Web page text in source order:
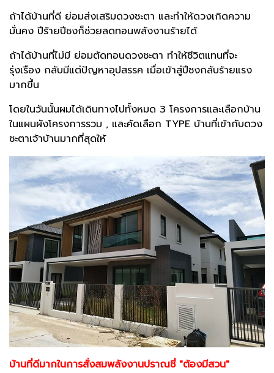
ถ้าได้บ้านที่ดี ย่อมส่งเสริมดวงชะตา และทำให้ดวงเกิดความ
มั่นคง ปีร้ายปีชงก็ช่วยลดทอนพลังงานร้ายได้
ถ้าได้บ้านที่ไม่มี ย่อมตัดทอนดวงชะตา ทำให้ชีวิตแทนที่จะ
รุ่งเรือง กลับมีแต่ปัญหาอุปสรรค เมื่อเข้าสู่ปีชงกลับร้ายแรง
มากขึ้น
โดยในวันนั้นผมได้เดินทางไปทั้งหมด 3 โครงการและเลือกบ้าน
ในแผนผังโครงการรวม , และคัดเลือก TYPE บ้านที่เข้ากับดวง
ชะตาเจ้าบ้านมากที่สุดให้
บ้านที่ดีมากในการสั่งสมพลังงานปราณชี่ "ต้องมีสวน"